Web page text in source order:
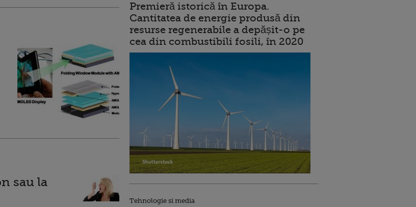
sau la
Premieră istorică în Europa.
Cantitatea de energie produsă din
resurse regenerabile a depășit-o pe
cea din combustibili fosili, în 2020
Tehnologie si media